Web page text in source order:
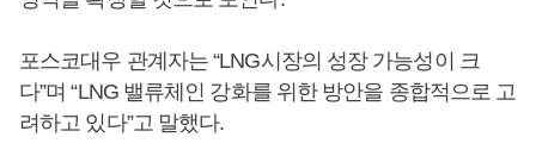
포스코대우 관계자는 “LNG시장의 성장 가능성이 크
다”며 “LNG 밸류체인 강화를 위한 방안을 종합적으로 고
려하고 있다”고 말했다.